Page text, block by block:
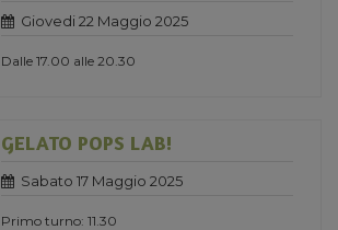
Giovedi 22 Maggio 2025
Dalle 17.00 alle 20.30
GELATO POPS LAB!
Sabato 17 Maggio 2025
Primo turno: 11.30